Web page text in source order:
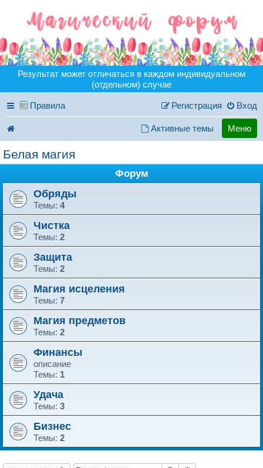
Результат может отличаться в каждом индивидуальном
(отдельном) случае
Правила Вход
Регистрация
Активные темы Меню
Белая магия
Форум
Обряды
Темы: 4
Чистка
Темы: 2
Защита
Темы: 2
Магия исцеления
Темы: 7
Магия предметов
Темы: 2
Финансы
описание
Темы: 1
Удача
Темы: 3
Бизнес
Темы: 2